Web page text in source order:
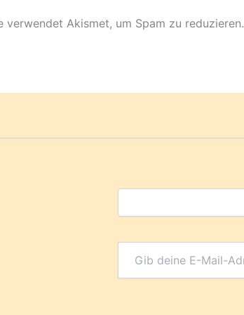
verwendet Akismet, um Spam zu reduzieren.